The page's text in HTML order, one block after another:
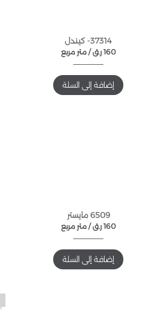
37314- كيندل
متر مربع / 160 ر.ق
إضافة إلى السلة
6509 مايستر
متر مربع / 160 ر.ق
إضافة إلى السلة